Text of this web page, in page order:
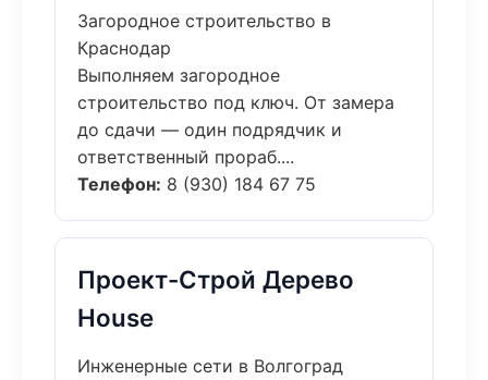
Загородное строительство в
Краснодар
Выполняем загородное
строительство под ключ. От замера
до сдачи — один подрядчик и
ответственный прораб....
Телефон: 8 (930) 184 67 75
Проект-Строй Дерево
House
Инженерные сети в Волгоград